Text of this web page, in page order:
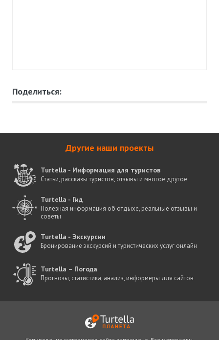
Поделиться:
Другие наши проекты
Turtella - Информация для туристов
Статьи, рассказы туристов, отзывы и многое другое
Turtella - Гид
Полезная информация об отдыхе, реальные отзывы и
советы
Turtella - Экскурсии
Бронирование экскурсий и туристических услуг онлайн
Turtella – Погода
Прогнозы, статистика, анализ, информеры для сайтов